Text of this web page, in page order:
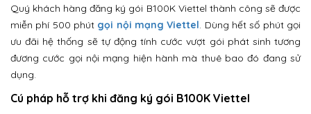
Quý khách hàng đăng ký gói B100K Viettel thành công sẽ được
miễn phí 500 phút gọi nội mạng Viettel. Dùng hết số phút gọi
ưu đãi hệ thống sẽ tự động tính cước vượt gói phát sinh tương
đương cước gọi nội mạng hiện hành mà thuê bao đó đang sử
dụng.
Cú pháp hỗ trợ khi đăng ký gói B100K Viettel